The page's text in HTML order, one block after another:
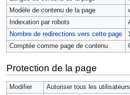
Modèle de contenu de la page
Indexation par robots
Nombre de redirections vers cette page
Comptée comme page de contenu
Protection de la page
Modifier
Autoriser tous les